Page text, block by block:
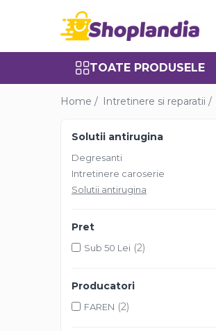
Toate Produsele
Atelier & Bricolaj
Role abrazive
Cutite si placute amovibile
Intretinere si reparatii
Intretinere caroserie
TOATE PRODUSELE
Home / Intretinere si reparatii /
Solutii antirugina
Degresanti
Intretinere caroserie
Solutii antirugina
Pret
Sub 50 Lei (2)
Producatori
FAREN (2)